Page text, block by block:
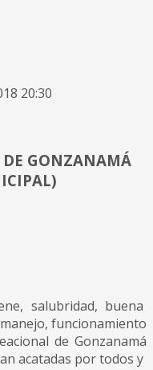
20:30
DE GONZANAMÁ
salubridad, buena
funcionamiento
de Gonzanamá
acatadas por todos y